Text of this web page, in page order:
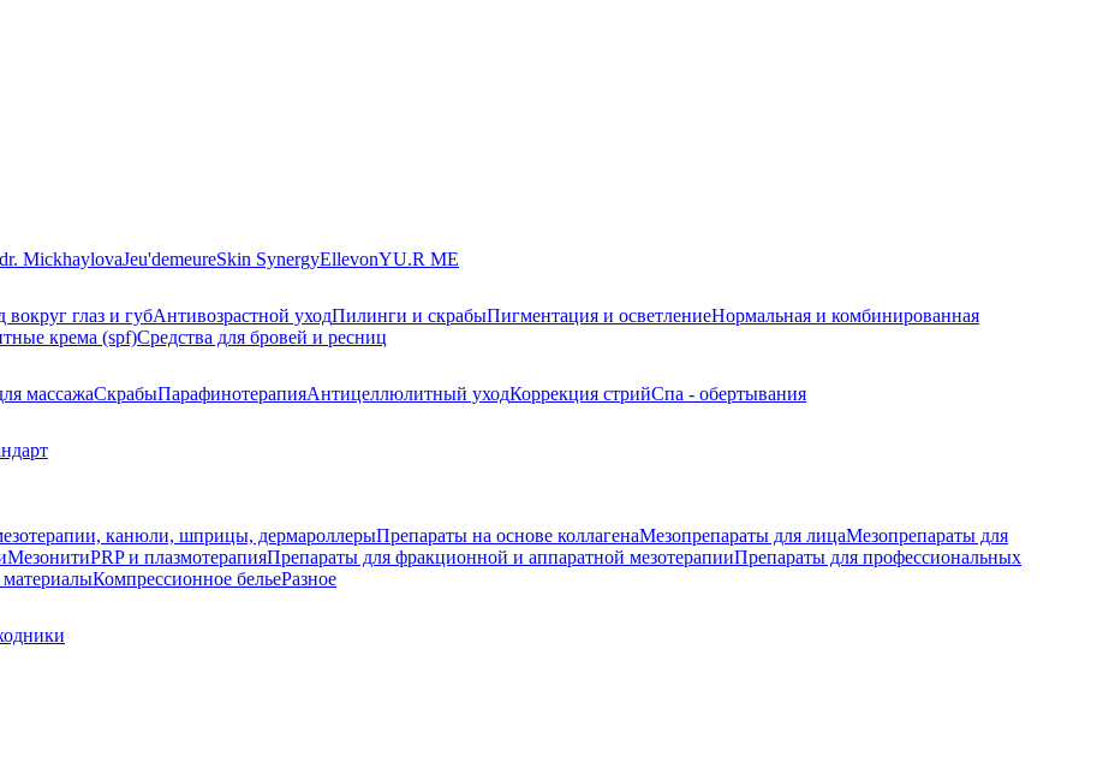
MickhaylovaJeu'demeureSkin SynergyEllevonYU.R ME
вокруг глаз и губАнтивозрастной уходПилинги и скрабыПигментация и осветлениеНормальная и комбинированная
крема (spf)Средства для бровей и ресниц
массажаСкрабыПарафинотерапияАнтицеллюлитный уходКоррекция стрийСпа - обертывания
канюли, шприцы, дермароллерыПрепараты на основе коллагенаМезопрепараты для лицаМезопрепараты для
МезонитиPRP и плазмотерапияПрепараты для фракционной и аппаратной мезотерапииПрепараты для профессиональных
Компрессионное бельеРазное